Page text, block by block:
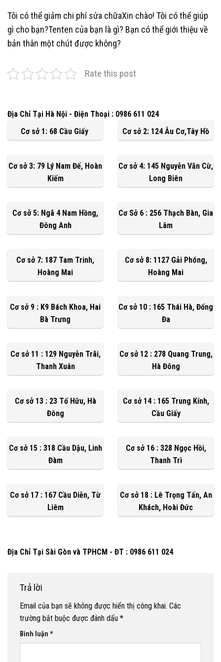
Tôi có thể giảm chi phí sửa chữaXin chào! Tôi có thể giúp
gì cho bạn?Tenten của bạn là gì? Bạn có thể giới thiệu về
bản thân một chút được không?
Rate this post
Địa Chỉ Tại Hà Nội - Điện Thoại : 0986 611 024
Cơ sở 1: 68 Cầu Giấy
Cơ sở 2: 124 Âu Cơ,Tây Hồ
Cơ sở 3: 79 Lý Nam Đế, Hoàn
Kiếm
Cơ sở 4: 145 Nguyễn Văn Cừ,
Long Biên
Cơ sở 5: Ngã 4 Nam Hồng,
Đông Anh
Cơ Sở 6 : 256 Thạch Bàn, Gia
Lâm
Cơ sở 7: 187 Tam Trinh,
Hoàng Mai
Cơ sở 8: 1127 Gải Phóng,
Hoàng Mai
Cơ sở 9 : K9 Bách Khoa, Hai
Bà Trưng
Cơ sở 10 : 165 Thái Hà, Đống
Đa
Cơ sở 11 : 129 Nguyễn Trãi,
Thanh Xuân
Cơ sở 12 : 278 Quang Trung,
Hà Đông
Cơ sở 13 : 23 Tố Hữu, Hà
Đông
Cơ sở 14 : 165 Trung Kính,
Cầu Giấy
Cơ sở 15 : 318 Cầu Dậu, Linh
Đàm
Cơ sở 16 : 328 Ngọc Hồi,
Thanh Trì
Cơ sở 17 : 167 Cầu Diễn, Từ
Liêm
Cơ sở 18 : Lê Trọng Tấn, An
Khách, Hoài Đức
Địa Chỉ Tại Sài Gòn và TPHCM - ĐT : 0986 611 024
Trả lời
Email của bạn sẽ không được hiển thị công khai. Các
trường bắt buộc được đánh dấu *
Bình luận *